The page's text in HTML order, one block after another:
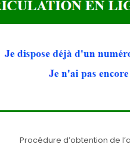
Procédure d’obtention de